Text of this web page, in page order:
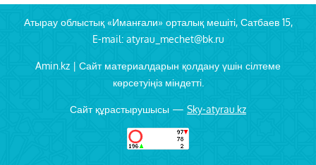
Атырау облыстық «Иманғали» орталық мешіті, Сатбаев 15,
E-mail: atyrau_mechet@bk.ru
Amin.kz | Сайт материалдарын қолдану үшін сілтеме
көрсетуіңіз міндетті.
Сайт құрастырушысы — Sky-atyrau.kz